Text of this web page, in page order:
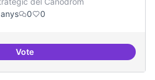
0 0
VoteArxiu digital al Canòdrom